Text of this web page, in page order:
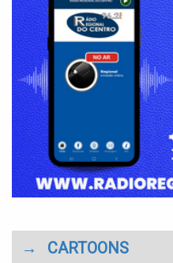
→ CARTOONS